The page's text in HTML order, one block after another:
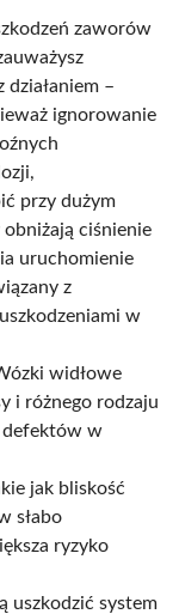
zaworów
–
ignorowanie
przy dużym
ciśnienie
uruchomienie
z
w
widłowe
i różnego rodzaju
defektów w
jak bliskość
słabo
ryzyko
uszkodzić system